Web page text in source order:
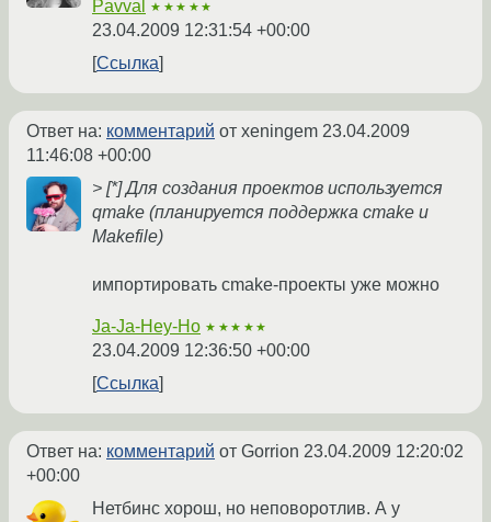
Pavval ★★★★★
23.04.2009 12:31:54 +00:00
Ссылка
Ответ на: комментарий от xeningem 23.04.2009
11:46:08 +00:00
> [*] Для создания проектов используется
qmake (планируется поддержка cmake и
Makefile)
импортировать cmake-проекты уже можно
Ja-Ja-Hey-Ho ★★★★★
23.04.2009 12:36:50 +00:00
Ссылка
Ответ на: комментарий от Gorrion 23.04.2009 12:20:02
+00:00
Нетбинс хорош, но неповоротлив. А у